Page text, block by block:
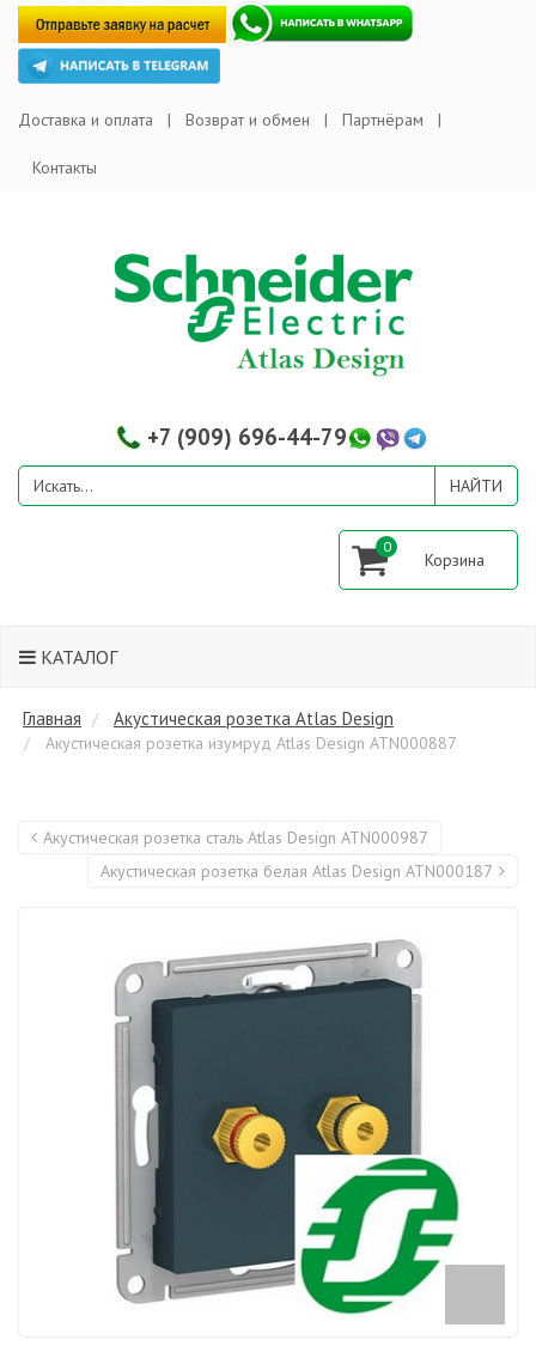
Доставка и оплата Возврат и обмен Партнёрам
Контакты
+7 (909) 696-44-79
0
КАТАЛОГ
Главная Акустическая розетка Atlas Design
Акустическая розетка изумруд Atlas Design ATN000887
Акустическая розетка сталь Atlas Design ATN000987
Акустическая розетка белая Atlas Design ATN000187